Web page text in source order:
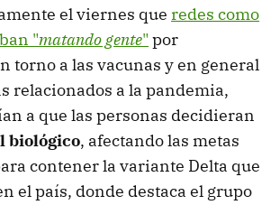
el viernes que redes como
"matando gente" por
torno a las vacunas y en general
relacionados a la pandemia,
a que las personas decidieran
biológico, afectando las metas
contener la variante Delta que
el país, donde destaca el grupo